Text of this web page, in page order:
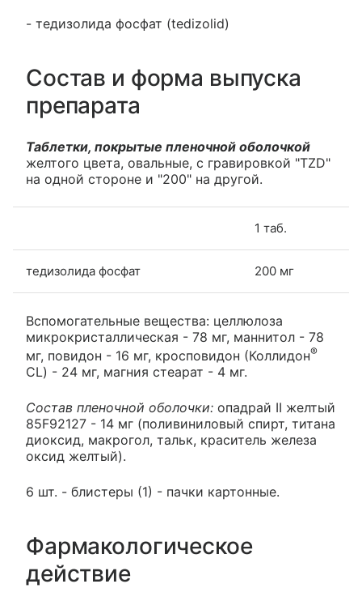
- тедизолида фосфат (tedizolid)
Состав и форма выпуска
препарата
Таблетки, покрытые пленочной оболочкой
желтого цвета, овальные, с гравировкой "TZD"
на одной стороне и "200" на другой.
1 таб.
тедизолида фосфат 200 мг
Вспомогательные вещества: целлюлоза
микрокристаллическая - 78 мг, маннитол - 78
мг, повидон - 16 мг, кросповидон (Коллидон®
CL) - 24 мг, магния стеарат - 4 мг.
Состав пленочной оболочки: опадрай II желтый
85F92127 - 14 мг (поливиниловый спирт, титана
диоксид, макрогол, тальк, краситель железа
оксид желтый).
6 шт. - блистеры (1) - пачки картонные.
Фармакологическое
действие